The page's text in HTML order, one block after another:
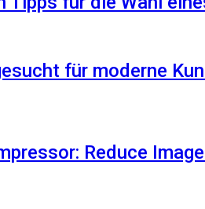
für moderne
Reduce